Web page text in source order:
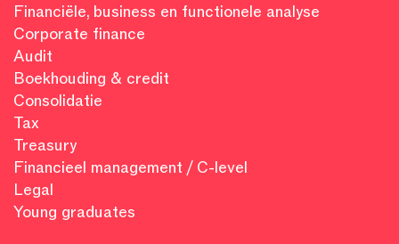
Financiële, business en functionele analyse
Corporate finance
Audit
Boekhouding & credit
Consolidatie
Tax
Treasury
Financieel management / C-level
Legal
Young graduates